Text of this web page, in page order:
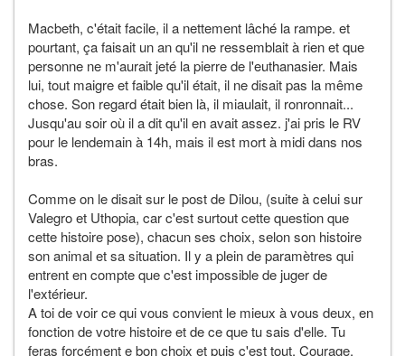
Macbeth, c'était facile, il a nettement lâché la rampe. et
pourtant, ça faisait un an qu'il ne ressemblait à rien et que
personne ne m'aurait jeté la pierre de l'euthanasier. Mais
lui, tout maigre et faible qu'il était, il ne disait pas la même
chose. Son regard était bien là, il miaulait, il ronronnait...
Jusqu'au soir où il a dit qu'il en avait assez. j'ai pris le RV
pour le lendemain à 14h, mais il est mort à midi dans nos
bras.
Comme on le disait sur le post de Dilou, (suite à celui sur
Valegro et Uthopia, car c'est surtout cette question que
cette histoire pose), chacun ses choix, selon son histoire
son animal et sa situation. Il y a plein de paramètres qui
entrent en compte que c'est impossible de juger de
l'extérieur.
A toi de voir ce qui vous convient le mieux à vous deux, en
fonction de votre histoire et de ce que tu sais d'elle. Tu
feras forcément e bon choix et puis c'est tout. Courage.